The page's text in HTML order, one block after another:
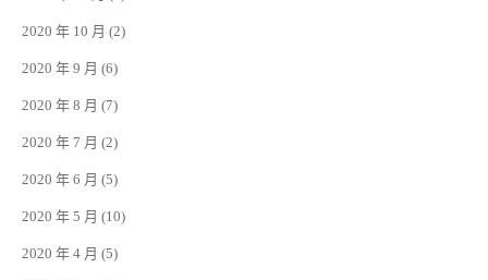
2020 年 10 月 (2)
2020 年 9 月 (6)
2020 年 8 月 (7)
2020 年 7 月 (2)
2020 年 6 月 (5)
2020 年 5 月 (10)
2020 年 4 月 (5)